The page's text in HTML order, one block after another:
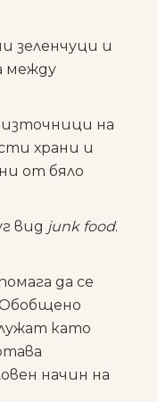
зеленчуци и
между
на
храни и
от бяло
вид junk food.
да се
Обобщено
като
начин на